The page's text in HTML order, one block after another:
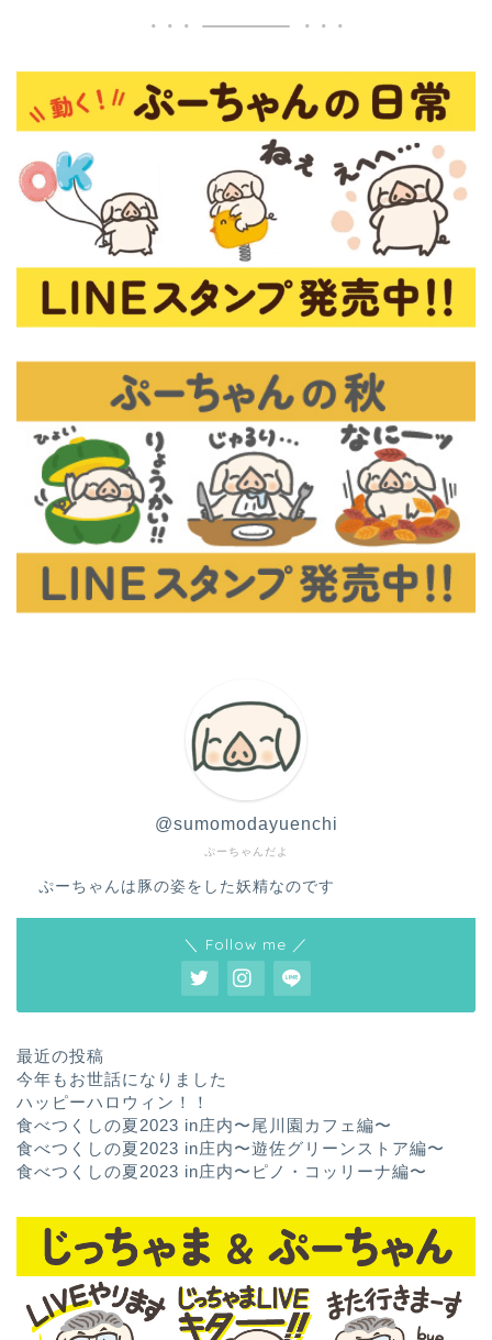
ぷーちゃんだよ
@sumomodayuenchi
ぷーちゃんは豚の姿をした妖精なのです
＼ Follow me ／
最近の投稿
今年もお世話になりました
ハッピーハロウィン！！
食べつくしの夏2023 in庄内〜尾川園カフェ編〜
食べつくしの夏2023 in庄内〜遊佐グリーンストア編〜
食べつくしの夏2023 in庄内〜ピノ・コッリーナ編〜
ホーム